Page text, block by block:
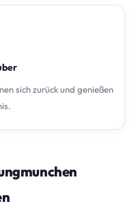
sich zurück und genießen